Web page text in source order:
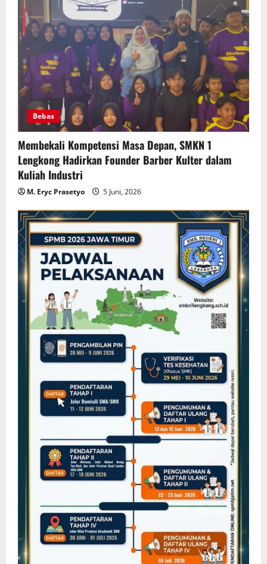
Bebas
Membekali Kompetensi Masa Depan, SMKN 1
Lengkong Hadirkan Founder Barber Kulter dalam
Kuliah Industri
M. Eryc Prasetyo 5 Juni, 2026